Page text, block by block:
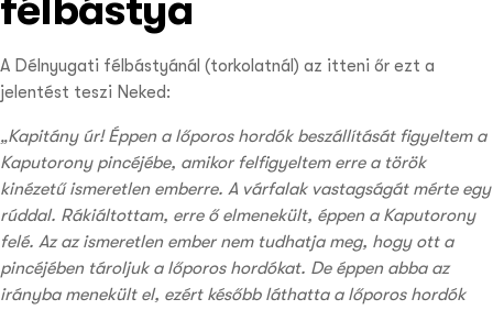
A Délnyugati félbástyánál (torkolatnál) az itteni őr ezt a
jelentést teszi Neked:
„Kapitány úr! Éppen a lőporos hordók beszállítását figyeltem a
Kaputorony pincéjébe, amikor felfigyeltem erre a török
kinézetű ismeretlen emberre. A várfalak vastagságát mérte egy
rúddal. Rákiáltottam, erre ő elmenekült, éppen a Kaputorony
felé. Az az ismeretlen ember nem tudhatja meg, hogy ott a
pincéjében tároljuk a lőporos hordókat. De éppen abba az
irányba menekült el, ezért később láthatta a lőporos hordók